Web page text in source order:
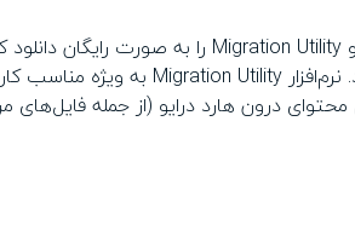
درون هارد درایو (از جمله